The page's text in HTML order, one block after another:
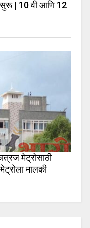
सुरू | 10 वी आणि 12
मेट्रोसाठी
मालकी